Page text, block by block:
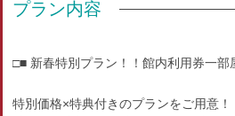
プラン内容
□■ 新春特別プラン！！館内利用券一部
特別価格×特典付きのプランをご用意！